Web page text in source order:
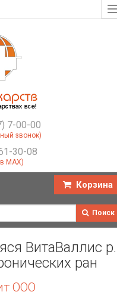
7-00-00
звонок)
30-08
MAX)
Корзина
Поиск
ВитаВаллис р.
ран
ООО